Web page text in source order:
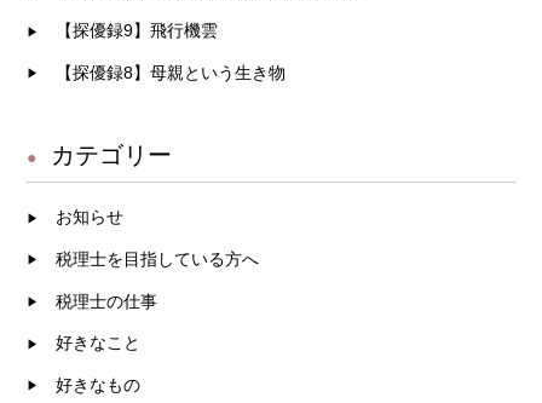
【探優録9】飛行機雲
【探優録8】母親という生き物
カテゴリー
お知らせ
税理士を目指している方へ
税理士の仕事
好きなこと
好きなもの